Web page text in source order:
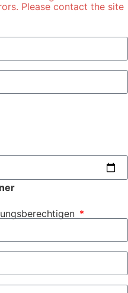
Please contact the site